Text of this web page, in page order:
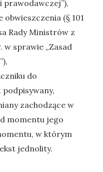
prawodawczej”),
(§ 101
Rady Ministrów z
w sprawie „Zasad
do
zachodzące w
momentu jego
w którym
jednolity.